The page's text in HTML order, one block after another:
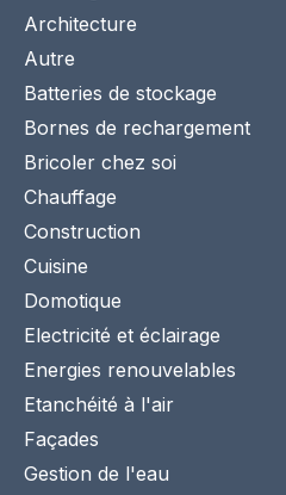
Architecture
Autre
Batteries de stockage
Bornes de rechargement
Bricoler chez soi
Chauffage
Construction
Cuisine
Domotique
Electricité et éclairage
Energies renouvelables
Etanchéité à l'air
Façades
Gestion de l'eau